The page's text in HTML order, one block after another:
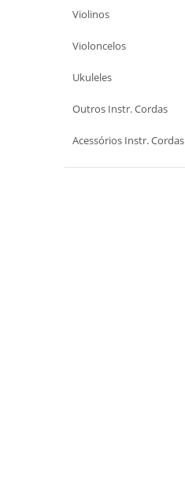
Violinos
Violoncelos
Ukuleles
Outros Instr. Cordas
Acessórios Instr. Cordas